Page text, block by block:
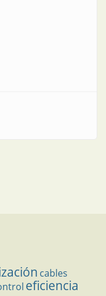
para minería
cables
eficiencia